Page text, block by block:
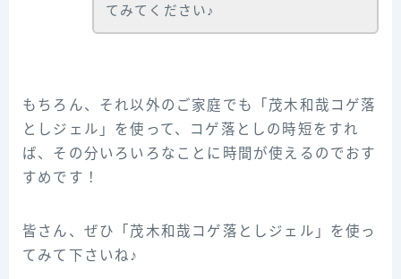
てみてください♪
もちろん、それ以外のご家庭でも「茂木和哉コゲ落
としジェル」を使って、コゲ落としの時短をすれ
ば、その分いろいろなことに時間が使えるのでおす
すめです！
皆さん、ぜひ「茂木和哉コゲ落としジェル」を使っ
てみて下さいね♪